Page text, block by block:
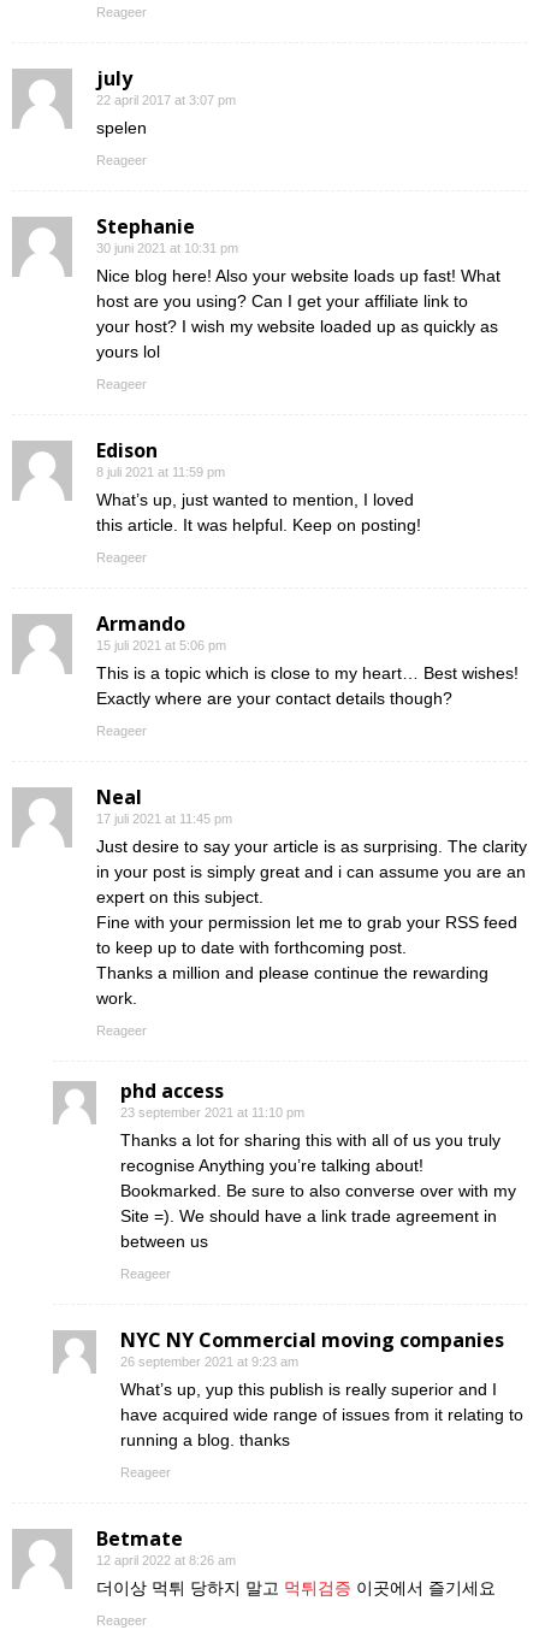
Reageer
july
22 april 2017 at 3:07 pm
spelen
Reageer
Stephanie
30 juni 2021 at 10:31 pm
Nice blog here! Also your website loads up fast! What
host are you using? Can I get your affiliate link to
your host? I wish my website loaded up as quickly as
yours lol
Reageer
Edison
8 juli 2021 at 11:59 pm
What’s up, just wanted to mention, I loved
this article. It was helpful. Keep on posting!
Reageer
Armando
15 juli 2021 at 5:06 pm
This is a topic which is close to my heart… Best wishes!
Exactly where are your contact details though?
Reageer
Neal
17 juli 2021 at 11:45 pm
Just desire to say your article is as surprising. The clarity
in your post is simply great and i can assume you are an
expert on this subject.
Fine with your permission let me to grab your RSS feed
to keep up to date with forthcoming post.
Thanks a million and please continue the rewarding
work.
Reageer
phd access
23 september 2021 at 11:10 pm
Thanks a lot for sharing this with all of us you truly
recognise Anything you’re talking about!
Bookmarked. Be sure to also converse over with my
Site =). We should have a link trade agreement in
between us
Reageer
NYC NY Commercial moving companies
26 september 2021 at 9:23 am
What’s up, yup this publish is really superior and I
have acquired wide range of issues from it relating to
running a blog. thanks
Reageer
Betmate
12 april 2022 at 8:26 am
더이상 먹튀 당하지 말고 먹튀검증 이곳에서 즐기세요
Reageer